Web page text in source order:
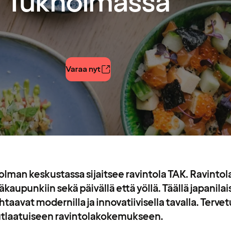
Varaa nyt
keskustassa sijaitsee ravintola TAK.
sekä päivällä että yöllä. Täällä
modernilla ja innovatiivisella tavalla.
ravintolakokemukseen.